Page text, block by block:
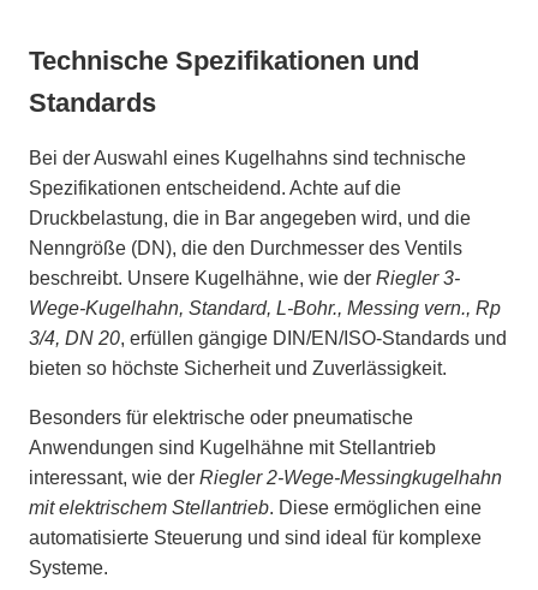
Technische Spezifikationen und
Standards
Bei der Auswahl eines Kugelhahns sind technische
Spezifikationen entscheidend. Achte auf die
Druckbelastung, die in Bar angegeben wird, und die
Nenngröße (DN), die den Durchmesser des Ventils
beschreibt. Unsere Kugelhähne, wie der Riegler 3-
Wege-Kugelhahn, Standard, L-Bohr., Messing vern., Rp
3/4, DN 20, erfüllen gängige DIN/EN/ISO-Standards und
bieten so höchste Sicherheit und Zuverlässigkeit.
Besonders für elektrische oder pneumatische
Anwendungen sind Kugelhähne mit Stellantrieb
interessant, wie der Riegler 2-Wege-Messingkugelhahn
mit elektrischem Stellantrieb. Diese ermöglichen eine
automatisierte Steuerung und sind ideal für komplexe
Systeme.